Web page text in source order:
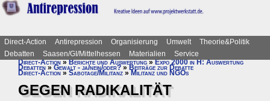
Direct-Action Antirepression Organisierung Umwelt
Theorie&Politik
Debatten
Saasen/GI/Mittelhessen Materialien
Service
Direct-Action»Berichte und Auswertung»Expo 2000 in H: Auswertung
Debatten » Gewalt - ja/nein/oder? » Beiträge zur Debatte
Direct-Action » Sabotage/Militanz » Militanz und NGOs
GEGEN RADIKALITÄT